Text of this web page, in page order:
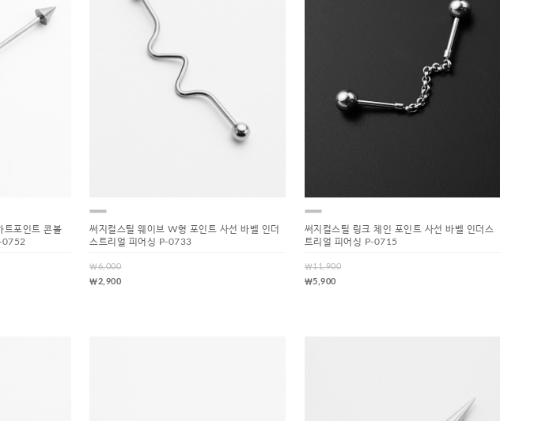
트포인트 콘볼
0752
써지컬스틸 웨이브 W형 포인트 사선 바벨 인더
스트리얼 피어싱 P-0733
￦6,000
￦2,900
써지컬스틸 링크 체인 포인트 사선 바벨 인더스
트리얼 피어싱 P-0715
￦11,900
￦5,900